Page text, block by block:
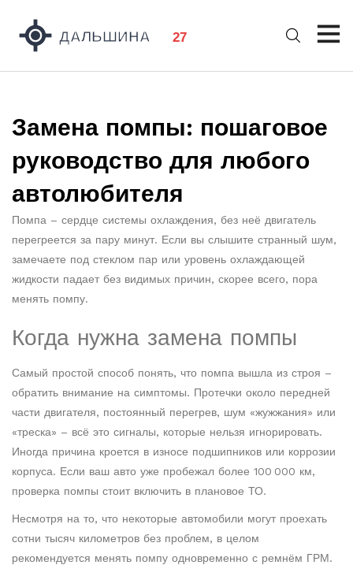
Замена помпы: пошаговое
руководство для любого
автолюбителя
Помпа – сердце системы охлаждения, без неё двигатель
перегреется за пару минут. Если вы слышите странный шум,
замечаете под стеклом пар или уровень охлаждающей
жидкости падает без видимых причин, скорее всего, пора
менять помпу.
Когда нужна замена помпы
Самый простой способ понять, что помпа вышла из строя –
обратить внимание на симптомы. Протечки около передней
части двигателя, постоянный перегрев, шум «жужжания» или
«треска» – всё это сигналы, которые нельзя игнорировать.
Иногда причина кроется в износе подшипников или коррозии
корпуса. Если ваш авто уже пробежал более 100 000 км,
проверка помпы стоит включить в плановое ТО.
Несмотря на то, что некоторые автомобили могут проехать
сотни тысяч километров без проблем, в целом
рекомендуется менять помпу одновременно с ремнём ГРМ.